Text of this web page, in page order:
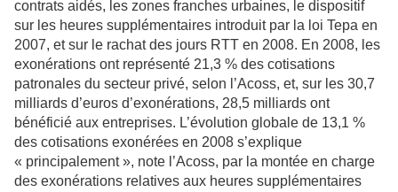
contrats aidés, les zones franches urbaines, le dispositif
sur les heures supplémentaires introduit par la loi Tepa en
2007, et sur le rachat des jours RTT en 2008. En 2008, les
exonérations ont représenté 21,3 % des cotisations
patronales du secteur privé, selon l’Acoss, et, sur les 30,7
milliards d’euros d’exonérations, 28,5 milliards ont
bénéficié aux entreprises. L’évolution globale de 13,1 %
des cotisations exonérées en 2008 s’explique
« principalement », note l’Acoss, par la montée en charge
des exonérations relatives aux heures supplémentaires